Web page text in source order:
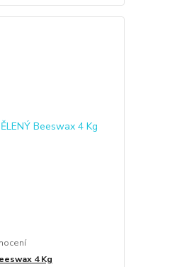
4 Kg